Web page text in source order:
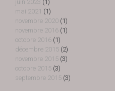
juin 2023 (1)
mai 2021 (1)
novembre 2020 (1)
novembre 2016 (1)
octobre 2016 (1)
décembre 2015 (2)
novembre 2015 (3)
octobre 2015 (3)
septembre 2015 (3)